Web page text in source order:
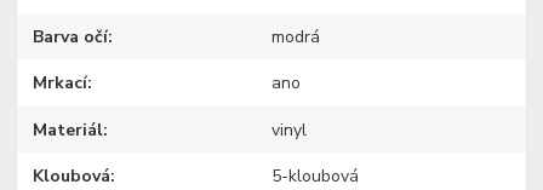
Barva očí modrá
Mrkací ano
Materiál vinyl
Kloubová 5-kloubová